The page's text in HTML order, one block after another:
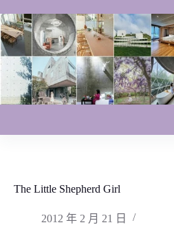
至
主
要
內
容
The Little Shepherd Girl
2012 年 2 月 21 日